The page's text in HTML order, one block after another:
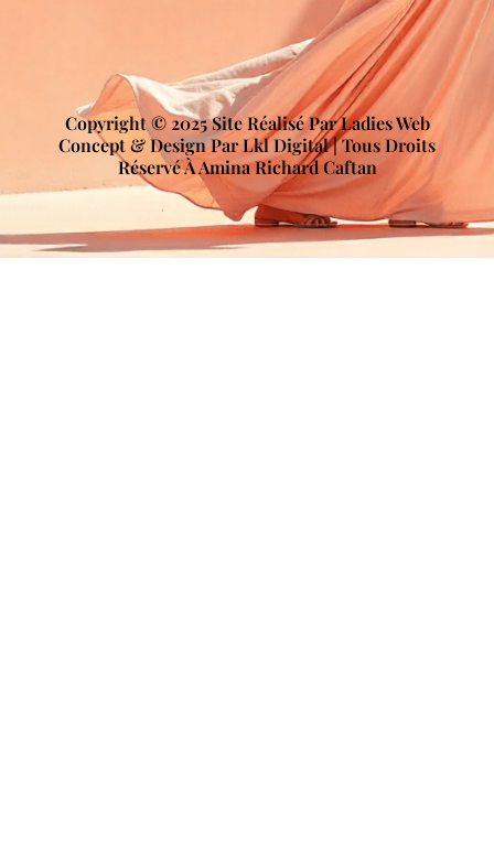
Copyright © 2025 Site Réalisé Par Ladies Web
Concept & Design Par Lkl Digital | Tous Droits
Réservé À Amina Richard Caftan